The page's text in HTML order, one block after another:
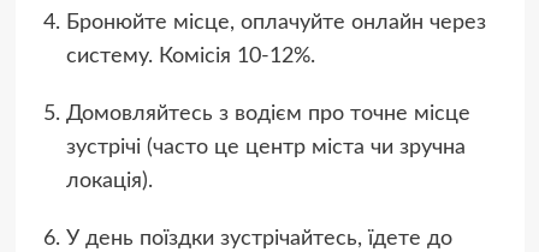
Бронюйте місце, оплачуйте онлайн через
систему. Комісія 10-12%.
Домовляйтесь з водієм про точне місце
зустрічі (часто це центр міста чи зручна
локація).
У день поїздки зустрічайтесь, їдете до